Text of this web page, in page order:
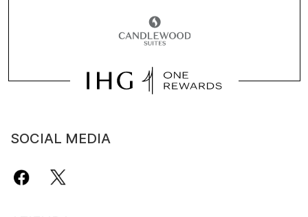
SOCIAL MEDIA